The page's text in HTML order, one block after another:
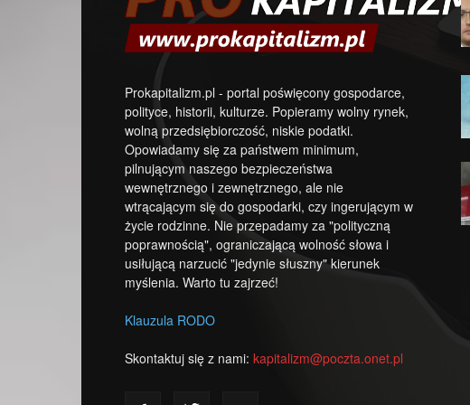
Prokapitalizm.pl - portal poświęcony gospodarce,
polityce, historii, kulturze. Popieramy wolny rynek,
wolną przedsiębiorczość, niskie podatki.
Opowiadamy się za państwem minimum,
pilnującym naszego bezpieczeństwa
wewnętrznego i zewnętrznego, ale nie
wtrącającym się do gospodarki, czy ingerującym w
życie rodzinne. Nie przepadamy za "polityczną
poprawnością", ograniczającą wolność słowa i
usiłującą narzucić "jedynie słuszny" kierunek
myślenia. Warto tu zajrzeć!
Klauzula RODO
Skontaktuj się z nami: kapitalizm@poczta.onet.pl